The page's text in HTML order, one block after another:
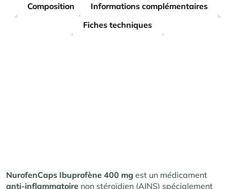
Composition
Informations complémentaires
Fiches techniques
NurofenCaps Ibuprofène 400 mg est un médicament
anti-inflammatoire non stéroïdien (AINS) spécialement